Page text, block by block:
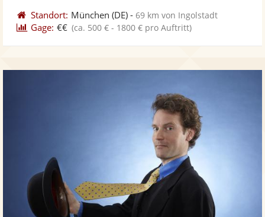
Standort: München (DE) -69 km von Ingolstadt
Gage: €€ (ca. 500 € - 1800 € pro Auftritt)